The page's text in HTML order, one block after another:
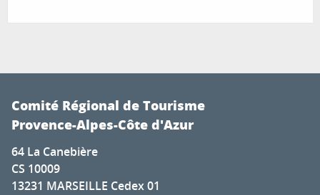
Comité Régional de Tourisme
Provence-Alpes-Côte d'Azur
64 La Canebière
CS 10009
13231 MARSEILLE Cedex 01